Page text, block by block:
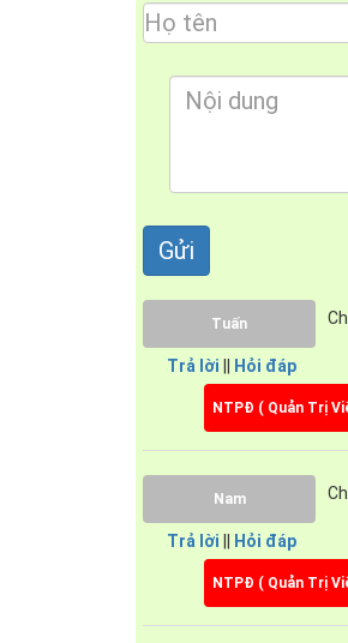
Ngoài rabếp từ
tay ướt. Bếp từ
được mức công suất
vùng nấu là 2400W,
Tuấn
Trả lời Hỏi đáp
NTPĐ ( Quản Trị
Nam
Trả lời Hỏi đáp
NTPĐ ( Quản Trị